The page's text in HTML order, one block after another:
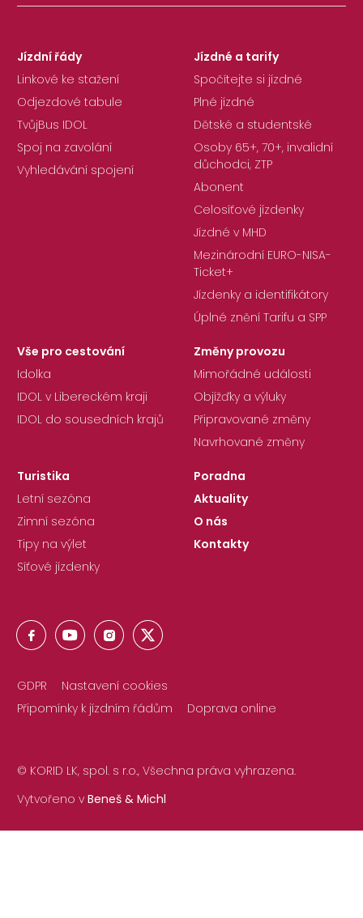
Jízdní řády
Linkové ke stažení
Odjezdové tabule
TvůjBus IDOL
Spoj na zavolání
Vyhledávání spojení
Jízdné a tarify
Spočítejte si jízdné
Plné jízdné
Dětské a studentské
Osoby 65+, 70+, invalidní
důchodci, ZTP
Abonent
Celosíťové jízdenky
Jízdné v MHD
Mezinárodní EURO-NISA-
Ticket+
Jízdenky a identifikátory
Úplné znění Tarifu a SPP
Vše pro cestování
Idolka
IDOL v Libereckém kraji
IDOL do sousedních krajů
Změny provozu
Mimořádné události
Objížďky a výluky
Připravované změny
Navrhované změny
Turistika
Letní sezóna
Zimní sezóna
Tipy na výlet
Síťové jízdenky
Poradna
Aktuality
O nás
Kontakty
GDPR
Nastavení cookies
Připomínky k jízdním řádům
Doprava online
© KORID LK, spol. s r.o., Všechna práva vyhrazena.
Vytvořeno v Beneš & Michl